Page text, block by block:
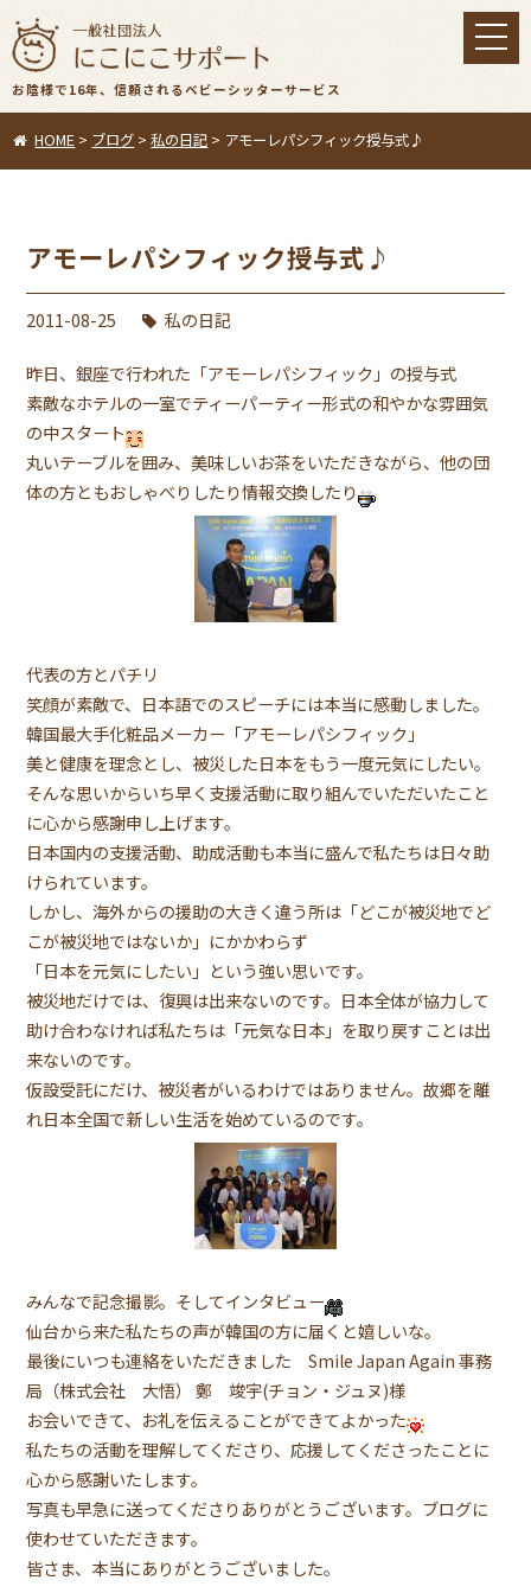
お陰様で16年、信頼されるベビーシッターサービス
toggle
HOME > ブログ >私の日記 > アモーレパシフィック授与式♪
アモーレパシフィック授与式♪
2011-08-25 私の日記
昨日、銀座で行われた「アモーレパシフィック」の授与式
素敵なホテルの一室でティーパーティー形式の和やかな雰囲気
の中スタート
丸いテーブルを囲み、美味しいお茶をいただきながら、他の団
体の方ともおしゃべりしたり情報交換したり
代表の方とパチリ
笑顔が素敵で、日本語でのスピーチには本当に感動しました。
韓国最大手化粧品メーカー「アモーレパシフィック」
美と健康を理念とし、被災した日本をもう一度元気にしたい。
そんな思いからいち早く支援活動に取り組んでいただいたこと
に心から感謝申し上げます。
日本国内の支援活動、助成活動も本当に盛んで私たちは日々助
けられています。
しかし、海外からの援助の大きく違う所は「どこが被災地でど
こが被災地ではないか」にかかわらず
「日本を元気にしたい」という強い思いです。
被災地だけでは、復興は出来ないのです。日本全体が協力して
助け合わなければ私たちは「元気な日本」を取り戻すことは出
来ないのです。
仮設受託にだけ、被災者がいるわけではありません。故郷を離
れ日本全国で新しい生活を始めているのです。
みんなで記念撮影。そしてインタビュー
仙台から来た私たちの声が韓国の方に届くと嬉しいな。
最後にいつも連絡をいただきました Smile Japan Again 事務
局（株式会社 大悟） 鄭 竣宇(チョン・ジュヌ)様
お会いできて、お礼を伝えることができてよかった
私たちの活動を理解してくださり、応援してくださったことに
心から感謝いたします。
写真も早急に送ってくださりありがとうございます。ブログに
使わせていただきます。
皆さま、本当にありがとうございました。